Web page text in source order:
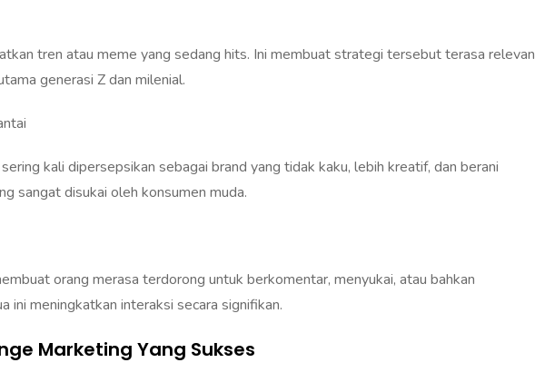
tren atau meme yang sedang hits. Ini membuat strategi tersebut terasa relevan
generasi Z dan milenial.
kali dipersepsikan sebagai brand yang tidak kaku, lebih kreatif, dan berani
sangat disukai oleh konsumen muda.
orang merasa terdorong untuk berkomentar, menyukai, atau bahkan
ini meningkatkan interaksi secara signifikan.
Marketing Yang Sukses